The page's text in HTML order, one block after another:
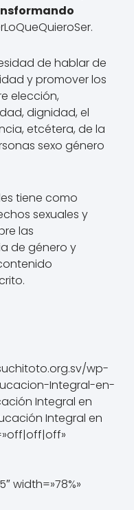
de hablar de
y promover los
elección,
dignidad, el
etcétera, de la
sexo género
tiene como
sexuales y
las
de género y
wp-
Integral-en-
Integral en
Integral en
width=»78%»